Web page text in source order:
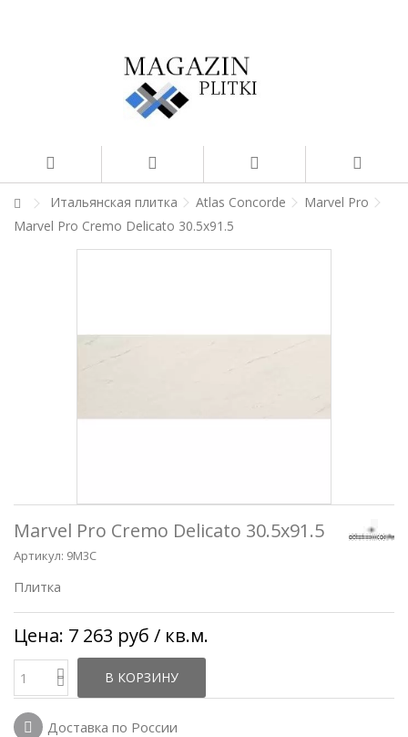
Итальянская плитка Atlas Concorde
Marvel Pro
Marvel Pro Cremo Delicato 30.5x91.5
Marvel Pro Cremo Delicato 30.5x91.5
Артикул: 9M3C
Плитка
Цена: 7 263 руб / кв.м.
В КОРЗИНУ
Доставка по России